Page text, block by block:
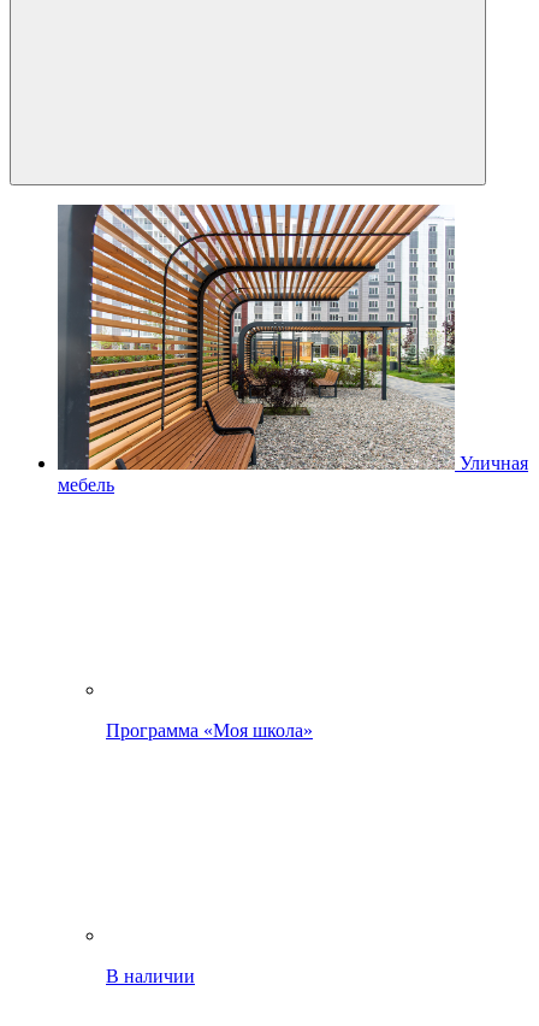
Уличная
мебель
Программа «Моя школа»
В наличии